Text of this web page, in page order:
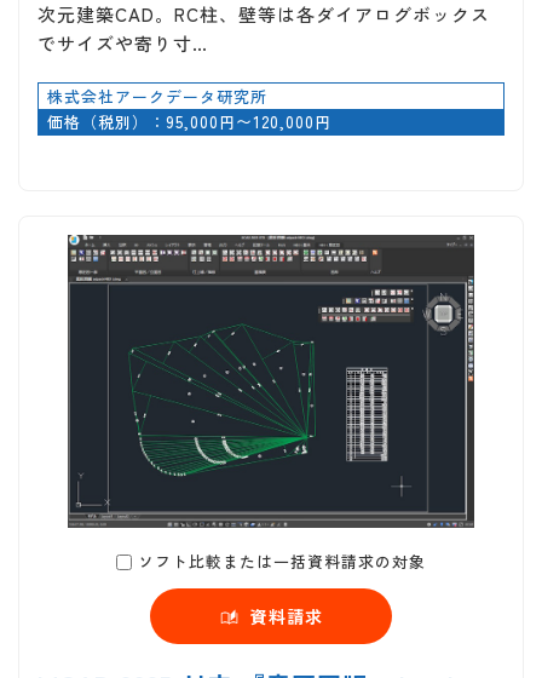
次元建築CAD。RC柱、壁等は各ダイアログボックス
でサイズや寄り寸…
株式会社アークデータ研究所
価格（税別）：95,000円〜120,000円
ソフト比較または一括資料請求の対象
資料請求